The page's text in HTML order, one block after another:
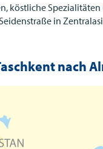
köstliche
in
nach